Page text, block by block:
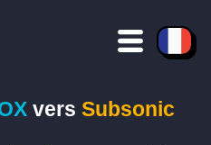
vers Subsonic